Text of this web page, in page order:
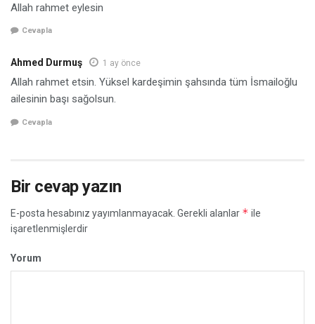
Allah rahmet eylesin
Cevapla
Ahmed Durmuş 1 ay önce
Allah rahmet etsin. Yüksel kardeşimin şahsında tüm İsmailoğlu
ailesinin başı sağolsun.
Cevapla
Bir cevap yazın
E-posta hesabınız yayımlanmayacak. Gerekli alanlar * ile
işaretlenmişlerdir
Yorum